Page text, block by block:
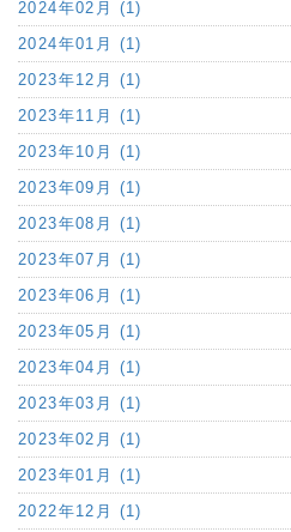
2024年02月 (1)
2024年01月 (1)
2023年12月 (1)
2023年11月 (1)
2023年10月 (1)
2023年09月 (1)
2023年08月 (1)
2023年07月 (1)
2023年06月 (1)
2023年05月 (1)
2023年04月 (1)
2023年03月 (1)
2023年02月 (1)
2023年01月 (1)
2022年12月 (1)